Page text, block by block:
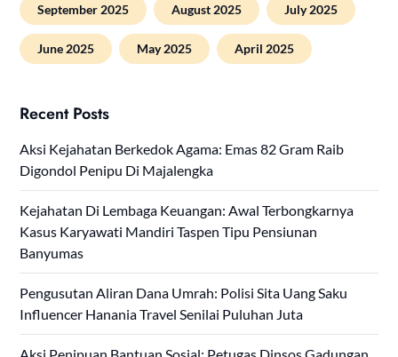
September 2025 August 2025 July 2025
June 2025 May 2025 April 2025
Recent Posts
Aksi Kejahatan Berkedok Agama: Emas 82 Gram Raib
Digondol Penipu Di Majalengka
Kejahatan Di Lembaga Keuangan: Awal Terbongkarnya
Kasus Karyawati Mandiri Taspen Tipu Pensiunan
Banyumas
Pengusutan Aliran Dana Umrah: Polisi Sita Uang Saku
Influencer Hanania Travel Senilai Puluhan Juta